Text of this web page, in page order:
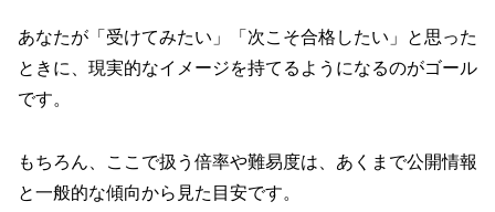
あなたが「受けてみたい」「次こそ合格したい」と思った
ときに、現実的なイメージを持てるようになるのがゴール
です。
もちろん、ここで扱う倍率や難易度は、あくまで公開情報
と一般的な傾向から見た目安です。